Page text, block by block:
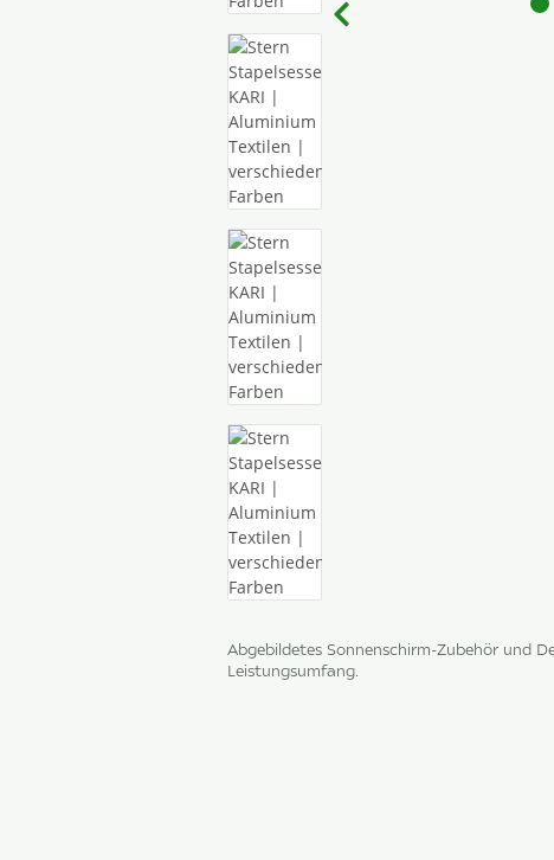
Abgebildetes Sonnenschirm-Zubehör und
Leistungsumfang.